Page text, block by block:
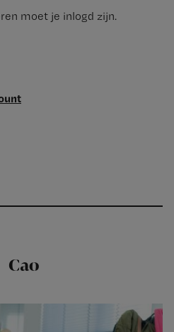
moet je inlogd zijn.
Cao